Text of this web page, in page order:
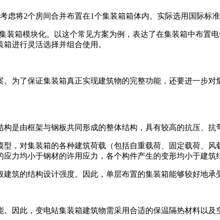
虑将2个房间合并布置在1个集装箱箱体内。实际选用国际标
装箱模块化。以这个常见方案为例，表达了在集装箱中布置
进行灵活选择并组合使用。
。为了保证集装箱真正实现建筑物的完整功能，还要进一步
是由框架与钢板共同形成的整体结构，具有较高的抗压、抗
，对集装箱的各种建筑荷载（包括自重载荷、固定载荷、
力均小于钢材的许用应力，各个构件产生的变形均小于建筑
筑的结构设计强度。因此，单层布置的集装箱能够较好地
因此，变电站集装箱建筑物需采用合适的保温隔热材料以